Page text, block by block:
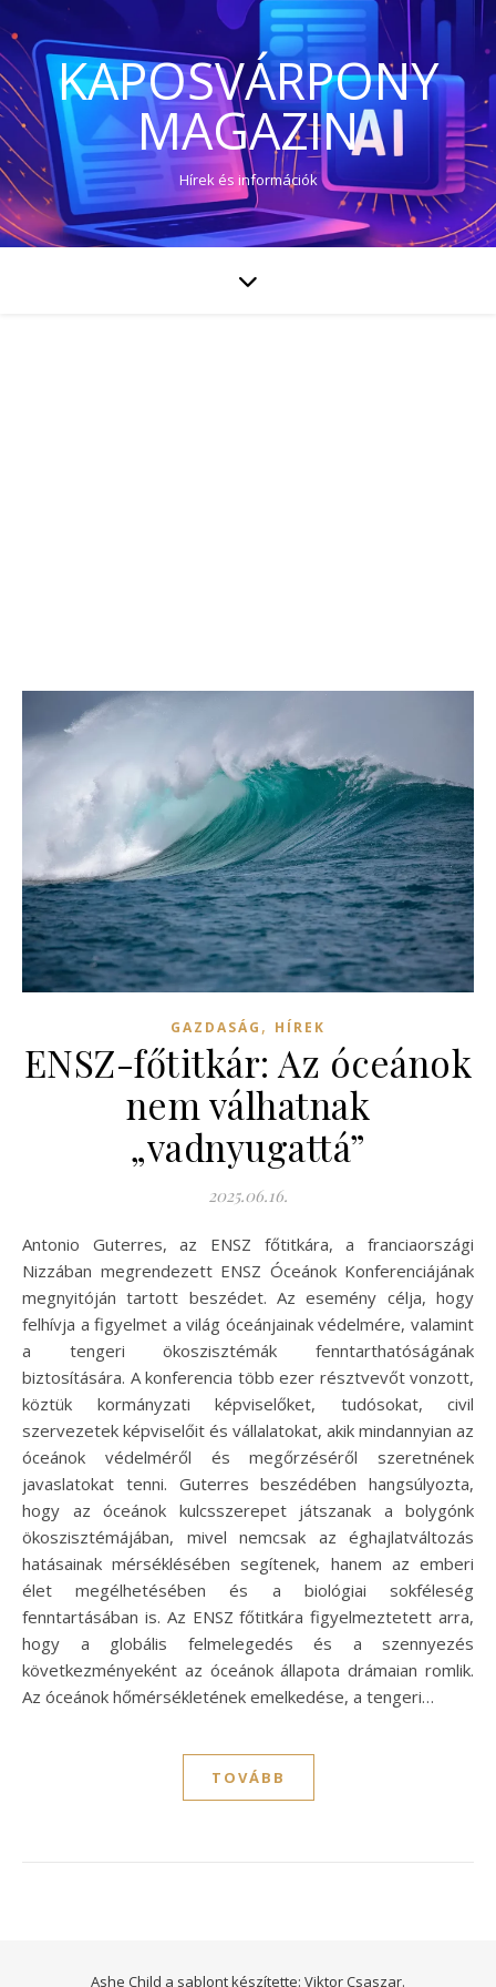
KAPOSVÁRPONY
MAGAZIN
Hírek és információk
GAZDASÁG , HÍREK
ENSZ-főtitkár: Az óceánok
nem válhatnak
„vadnyugattá”
2025.06.16.
Antonio Guterres, az ENSZ főtitkára, a franciaországi
Nizzában megrendezett ENSZ Óceánok Konferenciájának
megnyitóján tartott beszédet. Az esemény célja, hogy
felhívja a figyelmet a világ óceánjainak védelmére, valamint
a tengeri ökoszisztémák fenntarthatóságának
biztosítására. A konferencia több ezer résztvevőt vonzott,
köztük kormányzati képviselőket, tudósokat, civil
szervezetek képviselőit és vállalatokat, akik mindannyian az
óceánok védelméről és megőrzéséről szeretnének
javaslatokat tenni. Guterres beszédében hangsúlyozta,
hogy az óceánok kulcsszerepet játszanak a bolygónk
ökoszisztémájában, mivel nemcsak az éghajlatváltozás
hatásainak mérséklésében segítenek, hanem az emberi
élet megélhetésében és a biológiai sokféleség
fenntartásában is. Az ENSZ főtitkára figyelmeztetett arra,
hogy a globális felmelegedés és a szennyezés
következményeként az óceánok állapota drámaian romlik.
Az óceánok hőmérsékletének emelkedése, a tengeri…
TOVÁBB
Ashe Child a sablont készítette: Viktor Csaszar.